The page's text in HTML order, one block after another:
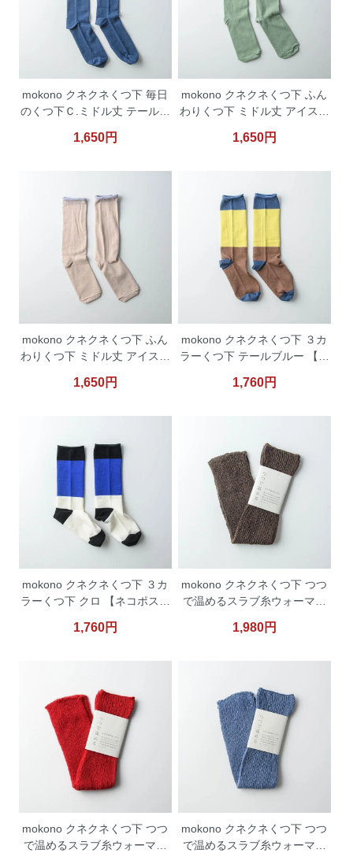
mokono クネクネくつ下 毎日
のくつ下Ｃ.ミドル丈 テールブ
1,650円
mokono クネクネくつ下 ふん
わりくつ下 ミドル丈 アイスブ
1,650円
mokono クネクネくつ下 ふん
わりくつ下 ミドル丈 アイスグ
1,650円
mokono クネクネくつ下 ３カ
ラーくつ下 テールブルー 【ネ
1,760円
mokono クネクネくつ下 ３カ
ラーくつ下 クロ 【ネコポス便
1,760円
mokono クネクネくつ下 つつ
で温めるスラブ糸ウォーマー
1,980円
mokono クネクネくつ下 つつ
で温めるスラブ糸ウォーマー
mokono クネクネくつ下 つつ
で温めるスラブ糸ウォーマー